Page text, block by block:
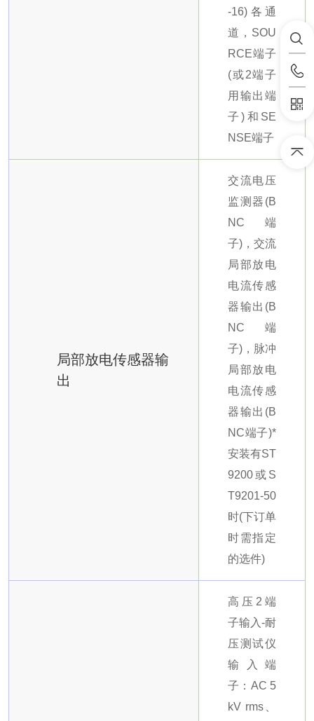
-16)各通
道，SOU
RCE端子
(或2端子
用输出端
子)和SE
NSE端子
局部放电传感器输
出
交流电压
监测器(B
NC端
子)，交流
局部放电
电流传感
器输出(B
NC端
子)，脉冲
局部放电
电流传感
器输出(B
NC端子)*
安装有ST
9200或S
T9201-50
时(下订单
时需指定
的选件)
高压2端
子输入-耐
压测试仪
输入端
子：AC 5
kV rms、